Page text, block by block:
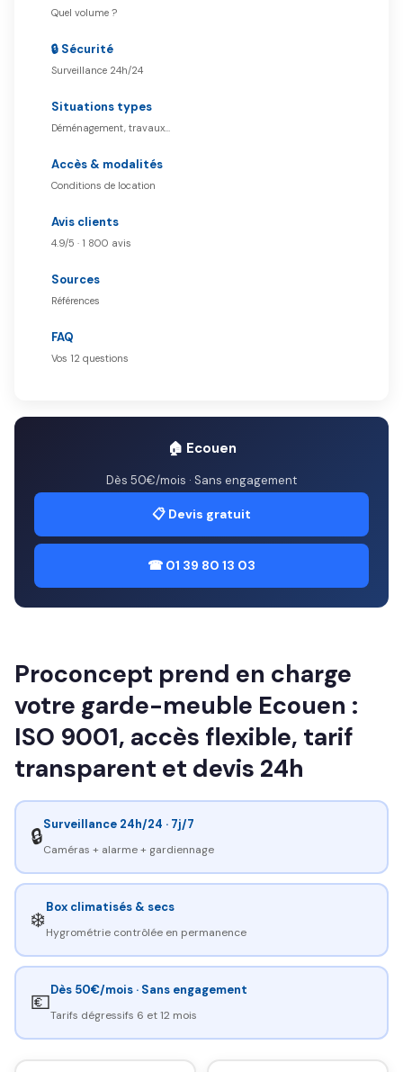
Quel volume ?
🔒 Sécurité
Surveillance 24h/24
Situations types
Déménagement, travaux…
Accès & modalités
Conditions de location
Avis clients
4.9/5 · 1 800 avis
Sources
Références
FAQ
Vos 12 questions
🏠 Ecouen
Dès 50€/mois · Sans engagement
📋 Devis gratuit
☎ 01 39 80 13 03
Proconcept prend en charge
votre garde-meuble Ecouen :
ISO 9001, accès flexible, tarif
transparent et devis 24h
🔒Surveillance 24h/24 · 7j/7
Caméras + alarme + gardiennage
❄️Box climatisés & secs
Hygrométrie contrôlée en permanence
💶Dès 50€/mois · Sans engagement
Tarifs dégressifs 6 et 12 mois